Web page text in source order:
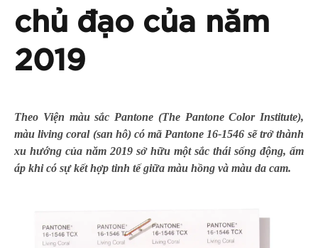
chủ đạo của năm
2019
Theo Viện màu sắc Pantone (The Pantone Color Institute),
màu living coral (san hô) có mã Pantone 16-1546 sẽ trở thành
xu hướng của năm 2019 sở hữu một sắc thái sống động, ấm
áp khi có sự kết hợp tinh tế giữa màu hồng và màu da cam.